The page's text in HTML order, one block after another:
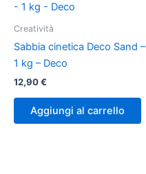
Creatività
Sabbia cinetica Deco Sand –
1 kg – Deco
12,90€
Aggiungi al carrello